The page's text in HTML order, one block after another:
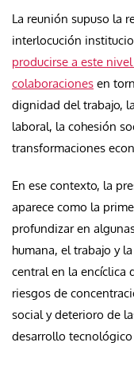
La reunión supuso la
interlocución
producirse a este
colaboraciones en
dignidad del trabajo,
laboral, la cohesión
transformaciones
En ese contexto, la
aparece como la
profundizar en
humana, el trabajo y
central en la encíclica
riesgos de
social y deterioro de
desarrollo